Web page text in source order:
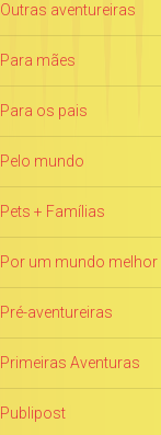
Outras aventureiras
Para mães
Para os pais
Pelo mundo
Pets + Famílias
Por um mundo melhor
Pré-aventureiras
Primeiras Aventuras
Publipost